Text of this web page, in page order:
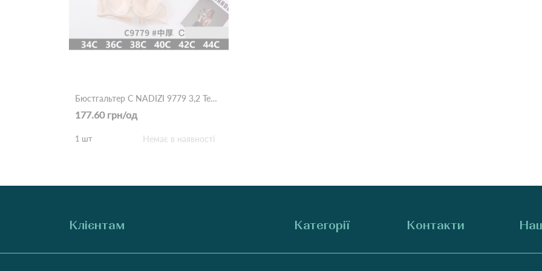
Бюстгальтер С NADIZI 9779 3,2 Темно бежевий
177.60 грн/од
1 шт Немає в наявності
Клієнтам Категорії Контакти